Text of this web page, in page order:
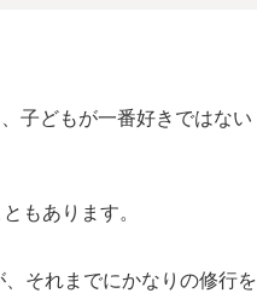
子どもが一番好きではない
もあります。
それまでにかなりの修行を